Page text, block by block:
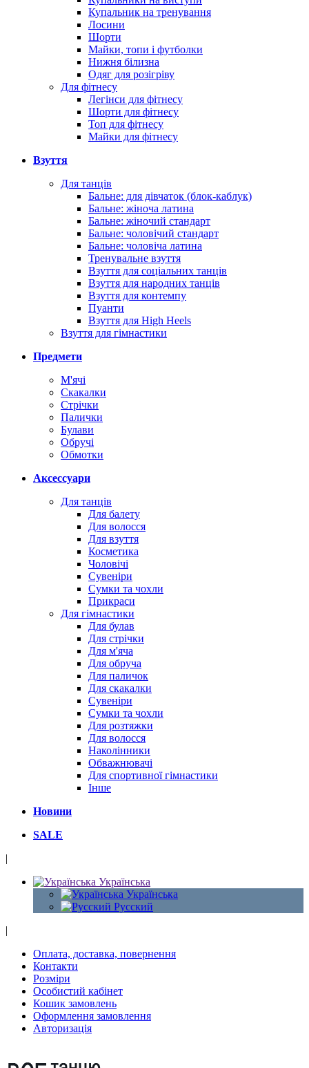
Купальник на тренування
Лосини
Шорти
Майки, топи і футболки
Нижня білизна
Одяг для розігріву
Для фітнесу
Легінси для фітнесу
Шорти для фітнесу
Топ для фітнесу
Майки для фітнесу
Взуття
Для танців
Бальне: для дівчаток (блок-каблук)
Бальне: жіноча латина
Бальне: жіночий стандарт
Бальне: чоловічий стандарт
Бальне: чоловіча латина
Тренувальне взуття
Взуття для соціальних танців
Взуття для народних танців
Взуття для контемпу
Пуанти
Взуття для High Heels
Взуття для гімнастики
Предмети
М'ячі
Скакалки
Стрічки
Палички
Булави
Обручі
Обмотки
Аксессуари
Для танців
Для балету
Для волосся
Для взуття
Косметика
Чоловічі
Сувеніри
Сумки та чохли
Прикраси
Для гімнастики
Для булав
Для стрічки
Для м'яча
Для обруча
Для паличок
Для скакалки
Сувеніри
Сумки та чохли
Для розтяжки
Для волосся
Наколінники
Обважнювачі
Для спортивної гімнастики
Інше
Новини
SALE
|
Українська
Українська
Русский
|
Оплата, доставка, повернення
Контакти
Розміри
Особистий кабінет
Кошик замовлень
Оформлення замовлення
Авторизація